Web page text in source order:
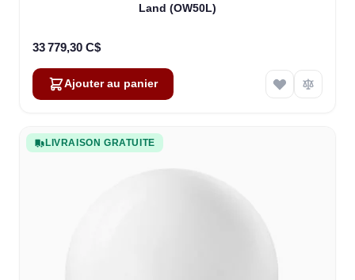
Land (OW50L)
33 779,30 C$
Ajouter au panier
LIVRAISON GRATUITE